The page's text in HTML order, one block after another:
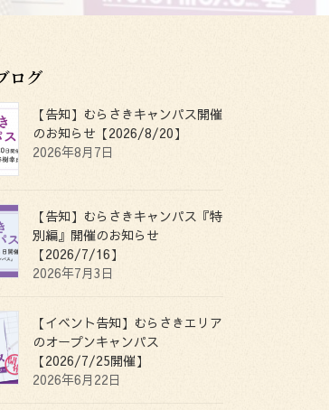
ログ
【告知】むらさきキャンパス開催
のお知らせ【2026/8/20】
2026年8月7日
【告知】むらさきキャンパス『特
別編』開催のお知らせ
【2026/7/16】
2026年7月3日
【イベント告知】むらさきエリア
のオープンキャンパス
【2026/7/25開催】
2026年6月22日